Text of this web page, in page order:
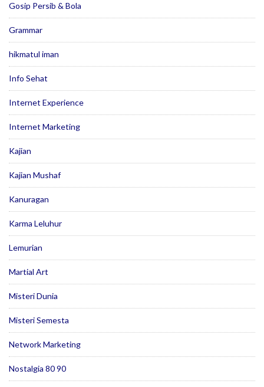
Gosip Persib & Bola
Grammar
hikmatul iman
Info Sehat
Internet Experience
Internet Marketing
Kajian
Kajian Mushaf
Kanuragan
Karma Leluhur
Lemurian
Martial Art
Misteri Dunia
Misteri Semesta
Network Marketing
Nostalgia 80 90